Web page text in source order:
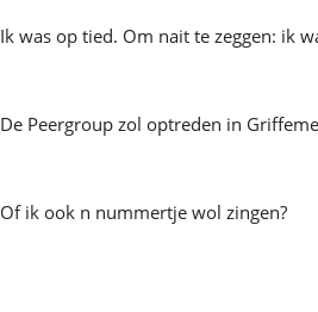
Ik was op tied. Om nait te zeggen: ik
De Peergroup zol optreden in
Of ik ook n nummertje wol zingen?